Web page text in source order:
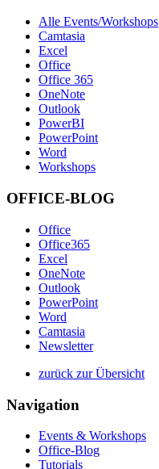
Alle Events/Workshops
Camtasia
Excel
Office
Office 365
OneNote
Outlook
PowerBI
PowerPoint
Word
Workshops
OFFICE-BLOG
Office
Office365
Excel
OneNote
Outlook
PowerPoint
Word
Camtasia
Newsletter
zurück zur Übersicht
Navigation
Events & Workshops
Office-Blog
Tutorials